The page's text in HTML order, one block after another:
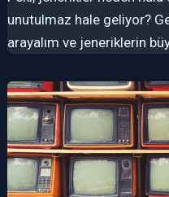
unutulmaz hale geliyor?
arayalım ve jeneriklerin